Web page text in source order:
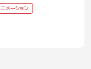
メーション